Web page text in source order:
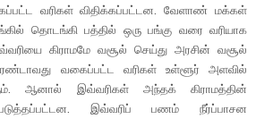
வரிகள் விதிக்கப்பட்டன. வேளாண் மக்கள்
தொடங்கி பத்தில் ஒரு பங்கு வரை வரியாக
கிராமமே வசூல் செய்து அரசின் வசூல்
இரண்டாவது வகைப்பட்ட வரிகள் உள்ளூர் அளவில்
ஆனால் இவ்வரிகள் அந்தக் கிராமத்தின்
இவ்வரிப் பணம் நீர்ப்பாசன